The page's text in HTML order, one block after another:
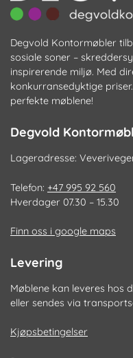
Degvold Kontormøbler
sosiale soner –
inspirerende miljø. Med
konkurransedyktige
perfekte møblene!
Degvold
Lageradresse:
Telefon: +47 995 92 560
Hverdager 07.30 – 15.30
Finn oss i google maps
Levering
Møblene kan leveres hos
eller sendes via
Kjøpsbetingelser